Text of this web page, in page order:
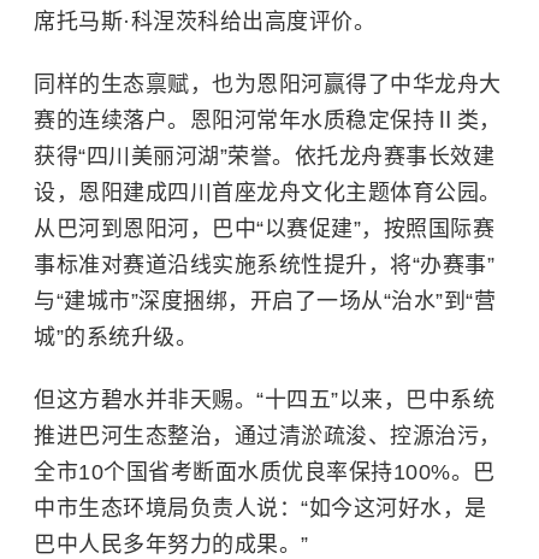
席托马斯·科涅茨科给出高度评价。
同样的生态禀赋，也为恩阳河赢得了中华龙舟大
赛的连续落户。恩阳河常年水质稳定保持Ⅱ类，
获得“四川美丽河湖”荣誉。依托龙舟赛事长效建
设，恩阳建成四川首座龙舟文化主题体育公园。
从巴河到恩阳河，巴中“以赛促建”，按照国际赛
事标准对赛道沿线实施系统性提升，将“办赛事”
与“建城市”深度捆绑，开启了一场从“治水”到“营
城”的系统升级。
但这方碧水并非天赐。“十四五”以来，巴中系统
推进巴河生态整治，通过清淤疏浚、控源治污，
全市10个国省考断面水质优良率保持100%。巴
中市生态环境局负责人说：“如今这河好水，是
巴中人民多年努力的成果。”